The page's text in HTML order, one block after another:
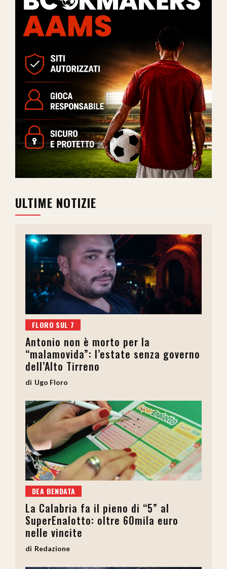
ULTIME NOTIZIE
FLORO SUL 7
Antonio non è morto per la
“malamovida”: l’estate senza governo
dell’Alto Tirreno
Ugo Floro
DEA BENDATA
La Calabria fa il pieno di “5” al
SuperEnalotto: oltre 60mila euro
nelle vincite
Redazione